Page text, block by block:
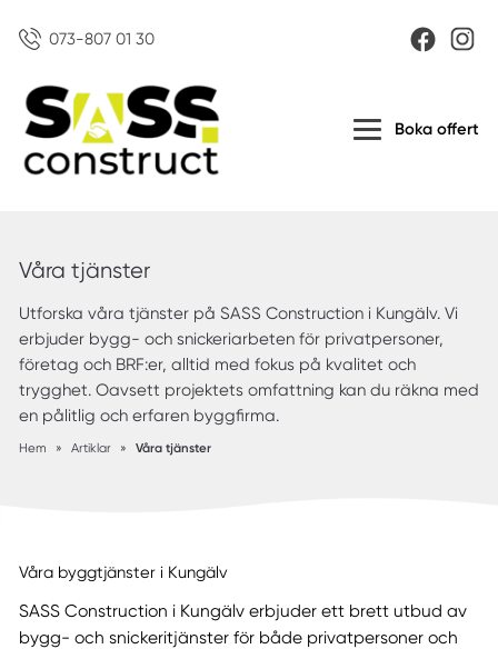
073-807 01 30
Boka offert
Våra tjänster
Utforska våra tjänster på SASS Construction i Kungälv. Vi
erbjuder bygg- och snickeriarbeten för privatpersoner,
företag och BRF:er, alltid med fokus på kvalitet och
trygghet. Oavsett projektets omfattning kan du räkna med
en pålitlig och erfaren byggfirma.
Hem » Artiklar » Våra tjänster
Våra byggtjänster i Kungälv
SASS Construction i Kungälv erbjuder ett brett utbud av
bygg- och snickeritjänster för både privatpersoner och